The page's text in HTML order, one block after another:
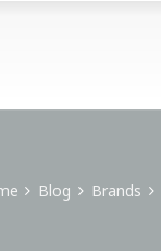
Blog Brands